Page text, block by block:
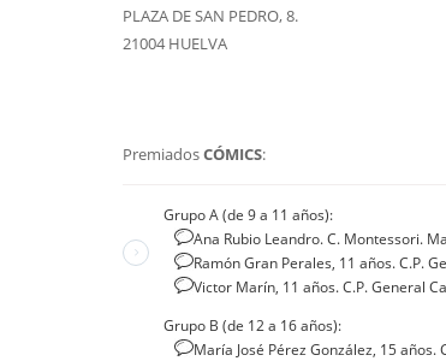
PLAZA DE SAN PEDRO, 8.
21004 HUELVA
PremiadosCÓMICS:
Grupo A (de 9 a 11 años):
Ana Rubio Leandro. C. Montessori.
Ramón Gran Perales, 11 años. C.P.
Victor Marín, 11 años. C.P. General
Grupo B (de 12 a 16 años):
María José Pérez González, 15 años.